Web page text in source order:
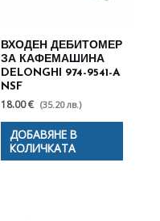
ВХОДЕН ДЕБИТОМЕР
ЗА КАФЕМАШИНА
DELONGHI 974-9541-A
NSF
18.00 € (35.20 лв.)
ДОБАВЯНЕ В
КОЛИЧКАТА